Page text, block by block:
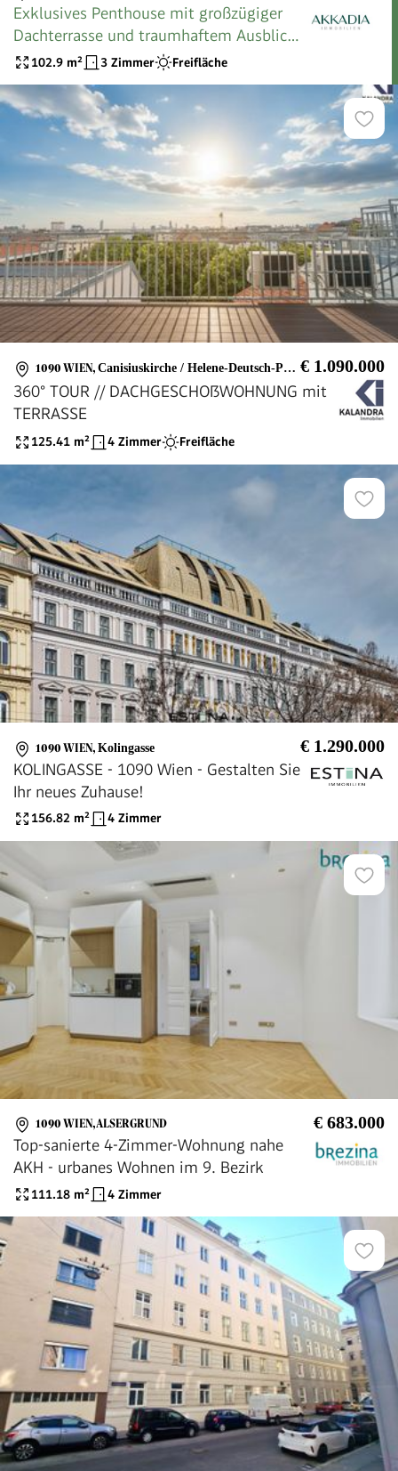
Exklusives Penthouse mit großzügiger
Dachterrasse und traumhaftem Ausblick
auf Wien - A\\
102.9 m² 3 Zimmer Freifläche
1090 WIEN, Canisiuskirche / Helene-Deutsch-Park € 1.090.000
360° TOUR // DACHGESCHOßWOHNUNG mit
TERRASSE
125.41 m² 4 Zimmer Freifläche
1090 WIEN, Kolingasse € 1.290.000
KOLINGASSE - 1090 Wien - Gestalten Sie
Ihr neues Zuhause!
156.82 m² 4 Zimmer
1090 WIEN,ALSERGRUND € 683.000
Top-sanierte 4-Zimmer-Wohnung nahe
AKH - urbanes Wohnen im 9. Bezirk
111.18 m² 4 Zimmer